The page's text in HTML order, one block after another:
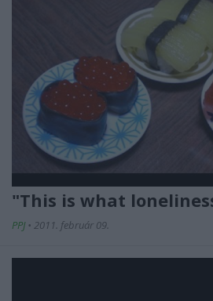
"This is what
PPJ • 2011. február 09.